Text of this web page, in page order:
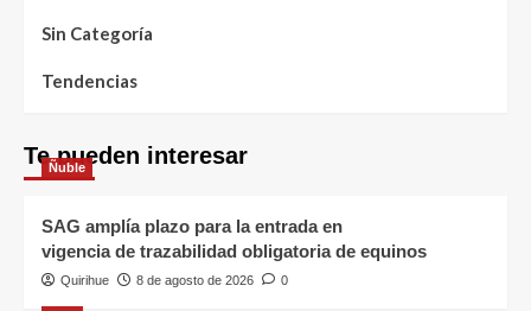
Sin Categoría
Tendencias
Te pueden interesar
Ñuble
SAG amplía plazo para la entrada en
vigencia de trazabilidad obligatoria de equinos
Quirihue 8 de agosto de 2026 0